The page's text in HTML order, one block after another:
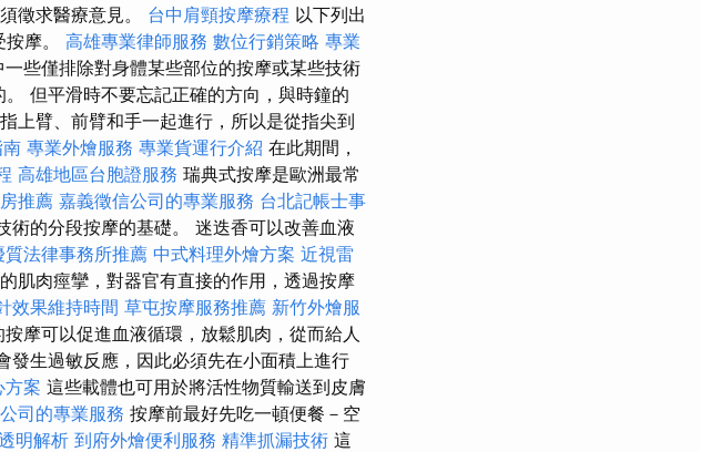
徵求醫療意見。 台中肩頸按摩療程 以下列出
摩。 高雄專業律師服務 數位行銷策略 專業
一些僅排除對身體某些部位的按摩或某些技術
但平滑時不要忘記正確的方向，與時鐘的
上臂、前臂和手一起進行，所以是從指尖到
專業外燴服務 專業貨運行介紹 在此期間，
高雄地區台胞證服務 瑞典式按摩是歐洲最常
推薦 嘉義徵信公司的專業服務 台北記帳士事
術的分段按摩的基礎。 迷迭香可以改善血液
質法律事務所推薦 中式料理外燴方案 近視雷
肌肉痙攣，對器官有直接的作用，透過按摩
效果維持時間 草屯按摩服務推薦 新竹外燴服
按摩可以促進血液循環，放鬆肌肉，從而給人
發生過敏反應，因此必須先在小面積上進行
方案 這些載體也可用於將活性物質輸送到皮膚
司的專業服務 按摩前最好先吃一頓便餐－空
明解析 到府外燴便利服務 精準抓漏技術 這